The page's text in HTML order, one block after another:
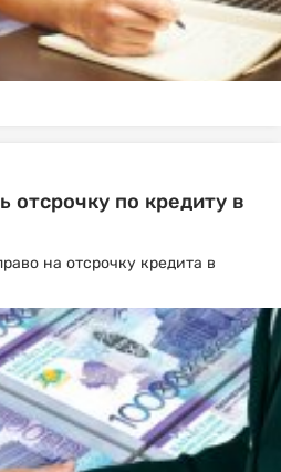
отсрочку по кредиту в
на отсрочку кредита в